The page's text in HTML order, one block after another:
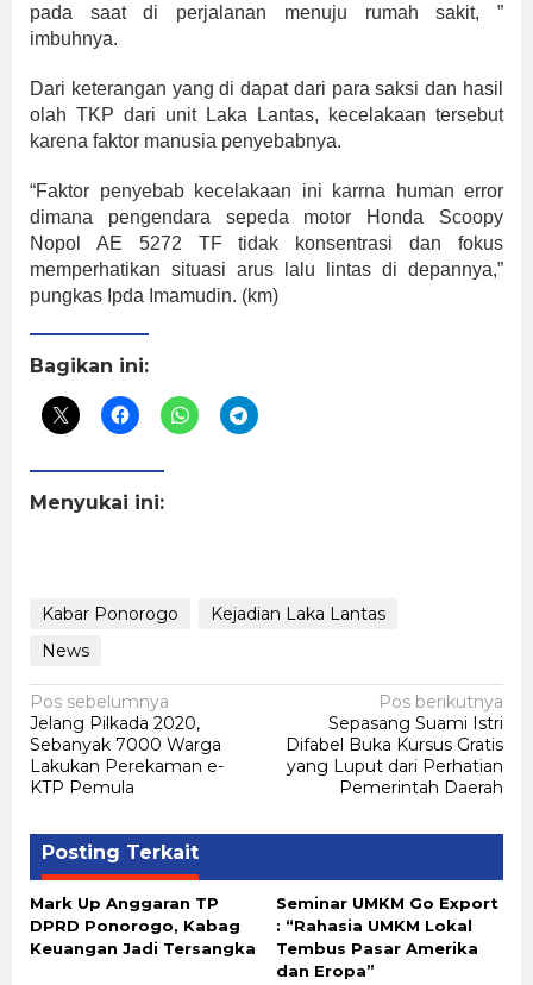
pada saat di perjalanan menuju rumah sakit, ”
imbuhnya.
Dari keterangan yang di dapat dari para saksi dan hasil
olah TKP dari unit Laka Lantas, kecelakaan tersebut
karena faktor manusia penyebabnya.
“Faktor penyebab kecelakaan ini karrna human error
dimana pengendara sepeda motor Honda Scoopy
Nopol AE 5272 TF tidak konsentrasi dan fokus
memperhatikan situasi arus lalu lintas di depannya,”
pungkas Ipda Imamudin. (km)
Bagikan ini:
Menyukai ini:
Kabar Ponorogo
Kejadian Laka Lantas
News
Navigasi
pos
Pos sebelumnya
Jelang Pilkada 2020,
Sebanyak 7000 Warga
Lakukan Perekaman e-
KTP Pemula
Pos berikutnya
Sepasang Suami Istri
Difabel Buka Kursus Gratis
yang Luput dari Perhatian
Pemerintah Daerah
Posting Terkait
Mark Up Anggaran TP
DPRD Ponorogo, Kabag
Keuangan Jadi Tersangka
Seminar UMKM Go Export
: “Rahasia UMKM Lokal
Tembus Pasar Amerika
dan Eropa”